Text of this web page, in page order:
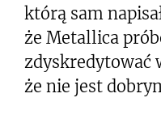
którą sam
że Metallica
zdyskredytować
że nie jest